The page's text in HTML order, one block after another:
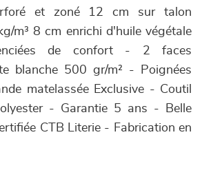
et zoné 12 cm sur talon
m³ 8 cm enrichi d'huile végétale
de confort - 2 faces
blanche 500 gr/m² - Poignées
matelassée Exclusive - Coutil
- Garantie 5 ans - Belle
CTB Literie - Fabrication en